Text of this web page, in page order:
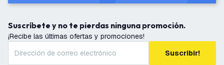
Suscríbete y no te pierdas ninguna promoción.
¡Recibe las últimas ofertas y promociones!
Suscribir!